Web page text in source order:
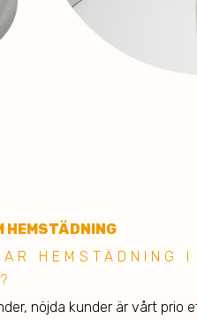
HEMSTÄDNING
HEMSTÄDNING
nöjda kunder är vårt prio